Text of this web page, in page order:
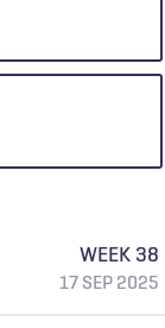
WEEK 38
17 SEP 2025